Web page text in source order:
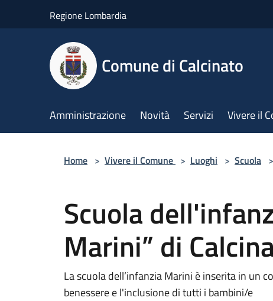
Regione Lombardia
Comune di Calcinato
Amministrazione Novità Servizi Vivere il
Home > Vivere il Comune > Luoghi > Scuola >
Scuola
Marini” di
La scuola dell’infanzia Marini è inserita in un
benessere e l'inclusione di tutti i bambini/e